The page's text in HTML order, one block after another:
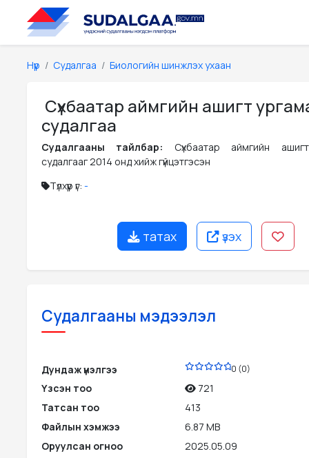
Нүүр Судалгаа Биологийн шинжлэх ухаан
Сүхбаатар аймгийн ашигт
судалгаа
Судалгааны тайлбар: Сүхбаатар аймгийн
судалгааг 2014 онд хийж гүйцэтгэсэн
Түлхүүр үг: -
татах үзэх
Судалгааны мэдээлэл
Дундаж үнэлгээ 0 (0)
Үзсэн тоо
721
Татсан тоо
413
Файлын хэмжээ
6.87 MB
Оруулсан огноо
2025.05.09